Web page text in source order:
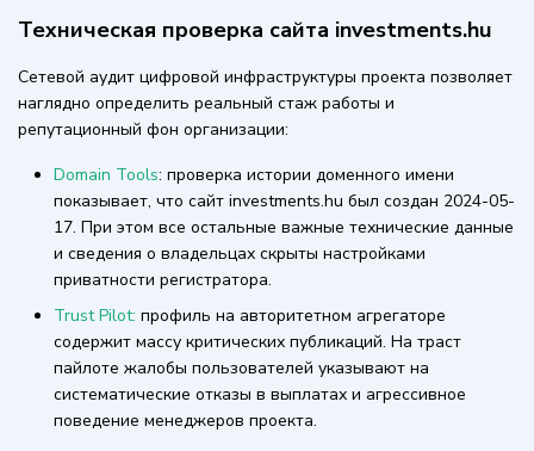
Техническая проверка сайта investments.hu
Сетевой аудит цифровой инфраструктуры проекта позволяет
наглядно определить реальный стаж работы и
репутационный фон организации:
Domain Tools: проверка истории доменного имени
показывает, что сайт investments.hu был создан 2024-05-
17. При этом все остальные важные технические данные
и сведения о владельцах скрыты настройками
приватности регистратора.
Trust Pilot: профиль на авторитетном агрегаторе
содержит массу критических публикаций. На траст
пайлоте жалобы пользователей указывают на
систематические отказы в выплатах и агрессивное
поведение менеджеров проекта.